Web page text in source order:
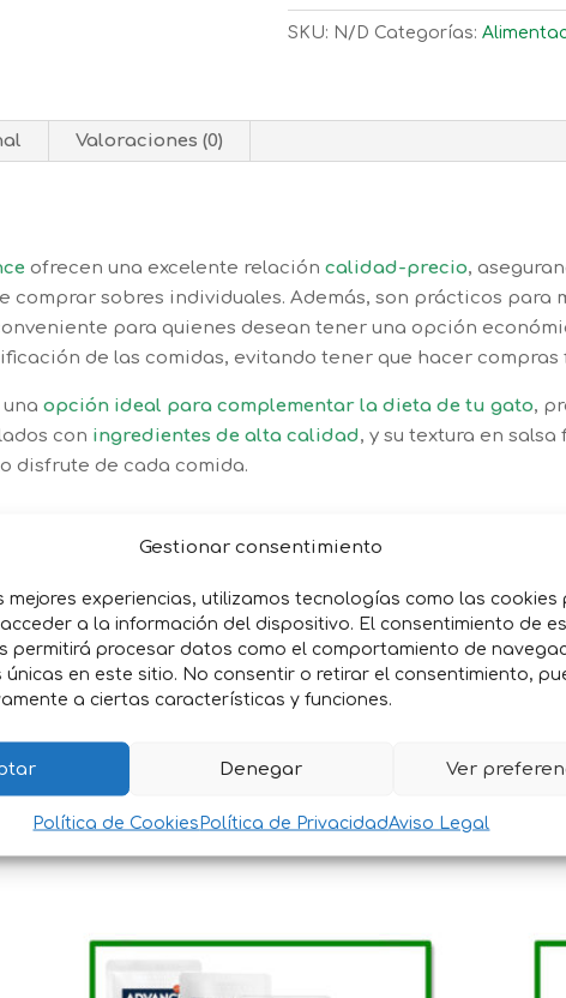
Gestionar consentimiento
mejores experiencias, utilizamos tecnologías como las cookies
a la información del dispositivo. El consentimiento de
permitirá procesar datos como el comportamiento de
únicas en este sitio. No consentir o retirar el consentimiento,
a ciertas características y funciones.
Denegar Ver
Política de Cookies Política de PrivacidadAviso Legal
SKU: N/D Categorías:
Valoraciones (0)
ofrecen una excelente relacióncalidad-precio,
comprar sobres individuales. Además, son prácticos para
para quienes desean tener una opción
de las comidas, evitando tener que hacer compras
opción ideal para complementar la dieta de tu gato,
con ingredientes de alta calidad, y su textura en
disfrute de cada comida.
necesidades nutricionales diarias de tu gato.
de digerir que favorecen la salud digestiva.
esterilizados o con sobrepeso.
y mejora el sabor.
una alimentación sabrosa y nutritiva.
sobres cubren las necesidades nutricionales de los
gatos exigentes o con apetitos delicados.